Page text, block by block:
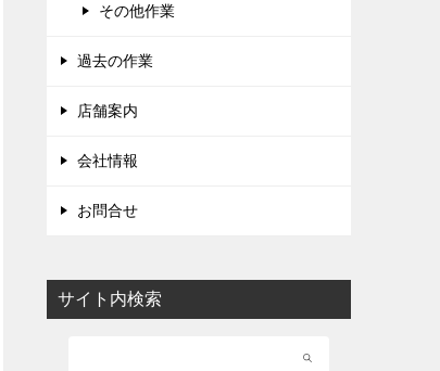
その他作業
過去の作業
店舗案内
会社情報
お問合せ
サイト内検索